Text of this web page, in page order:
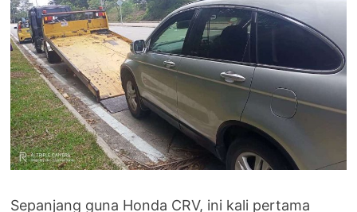
Sepanjang guna Honda CRV, ini kali pertama